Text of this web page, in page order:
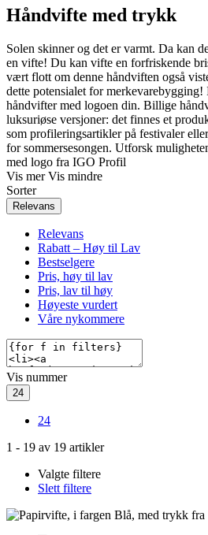
Håndvifte med trykk
Solen skinner og det er varmt. Da kan
en vifte! Du kan vifte en forfriskende
vært flott om denne håndviften også
dette potensialet for
håndvifter med logoen din. Billige
luksuriøse versjoner: det finnes et
som profileringsartikler på festivaler
for sommersesongen. Utforsk
med logo fra IGO Profil
Vis mer Vis mindre
Sorter
Relevans
Relevans
Rabatt – Høy til Lav
Bestselgere
Pris, høy til lav
Pris, lav til høy
Høyeste vurdert
Våre nykommere
Vis nummer
24
24
1 - 19 av 19 artikler
Valgte filtere
Slett filtere